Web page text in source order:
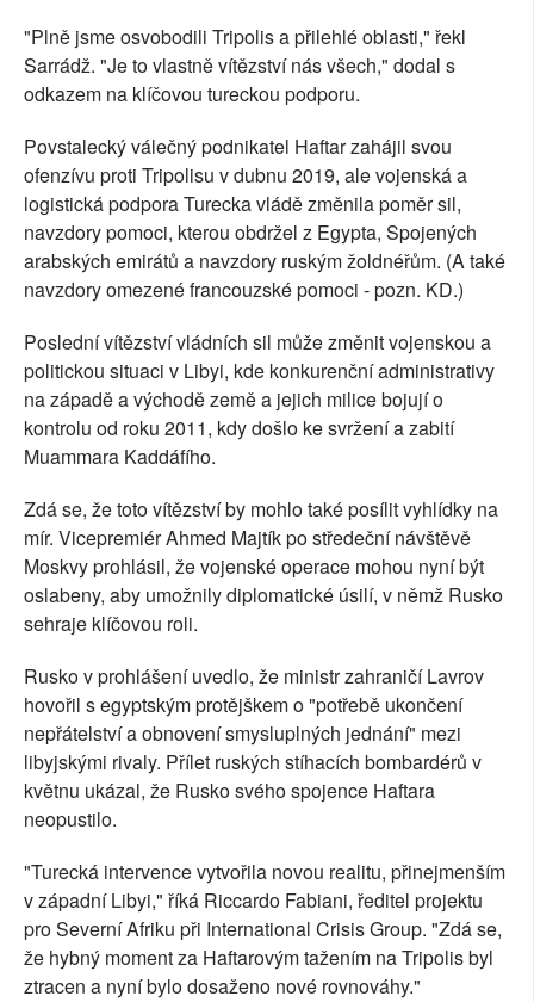
"Plně jsme osvobodili Tripolis a přilehlé oblasti," řekl
Sarrádž. "Je to vlastně vítězství nás všech," dodal s
odkazem na klíčovou tureckou podporu.
Povstalecký válečný podnikatel Haftar zahájil svou
ofenzívu proti Tripolisu v dubnu 2019, ale vojenská a
logistická podpora Turecka vládě změnila poměr sil,
navzdory pomoci, kterou obdržel z Egypta, Spojených
arabských emirátů a navzdory ruským žoldnéřům. (A také
navzdory omezené francouzské pomoci - pozn. KD.)
Poslední vítězství vládních sil může změnit vojenskou a
politickou situaci v Libyi, kde konkurenční administrativy
na západě a východě země a jejich milice bojují o
kontrolu od roku 2011, kdy došlo ke svržení a zabití
Muammara Kaddáfího.
Zdá se, že toto vítězství by mohlo také posílit vyhlídky na
mír. Vicepremiér Ahmed Majtík po středeční návštěvě
Moskvy prohlásil, že vojenské operace mohou nyní být
oslabeny, aby umožnily diplomatické úsilí, v němž Rusko
sehraje klíčovou roli.
Rusko v prohlášení uvedlo, že ministr zahraničí Lavrov
hovořil s egyptským protějškem o "potřebě ukončení
nepřátelství a obnovení smysluplných jednání" mezi
libyjskými rivaly. Přílet ruských stíhacích bombardérů v
květnu ukázal, že Rusko svého spojence Haftara
neopustilo.
"Turecká intervence vytvořila novou realitu, přinejmenším
v západní Libyi," říká Riccardo Fabiani, ředitel projektu
pro Severní Afriku při International Crisis Group. "Zdá se,
že hybný moment za Haftarovým tažením na Tripolis byl
ztracen a nyní bylo dosaženo nové rovnováhy."